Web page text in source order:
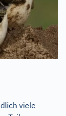
viele